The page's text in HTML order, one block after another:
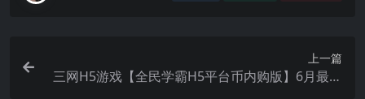
上一篇
三网H5游戏【全民学霸H5平台币内购版】6月最新